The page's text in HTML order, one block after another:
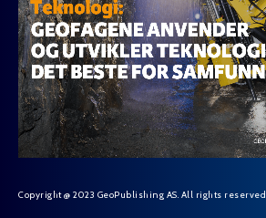
Copyright @ 2023 GeoPublishing AS. All rights reserved.